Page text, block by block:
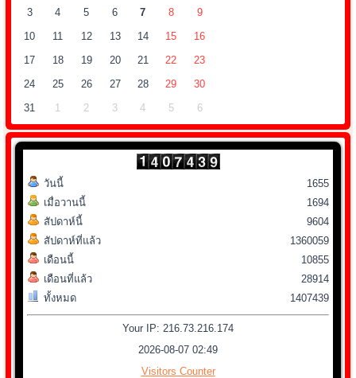
3
4 5 6 7 8
9
10
11 12 13 14 15
16
17
18 19 20 21 22
23
24
25 26 27 28 29
30
31
1 2 3 4 5 6
วันนี้
เมื่อวานนี้
สัปดาห์นี้
สัปดาห์ที่แล้ว
เดือนนี้
เดือนที่แล้ว
ทั้งหมด
1655
1694
9604
1360059
10855
28914
1407439
Your IP: 216.73.216.174
2026-08-07 02:49
Visitors Counter